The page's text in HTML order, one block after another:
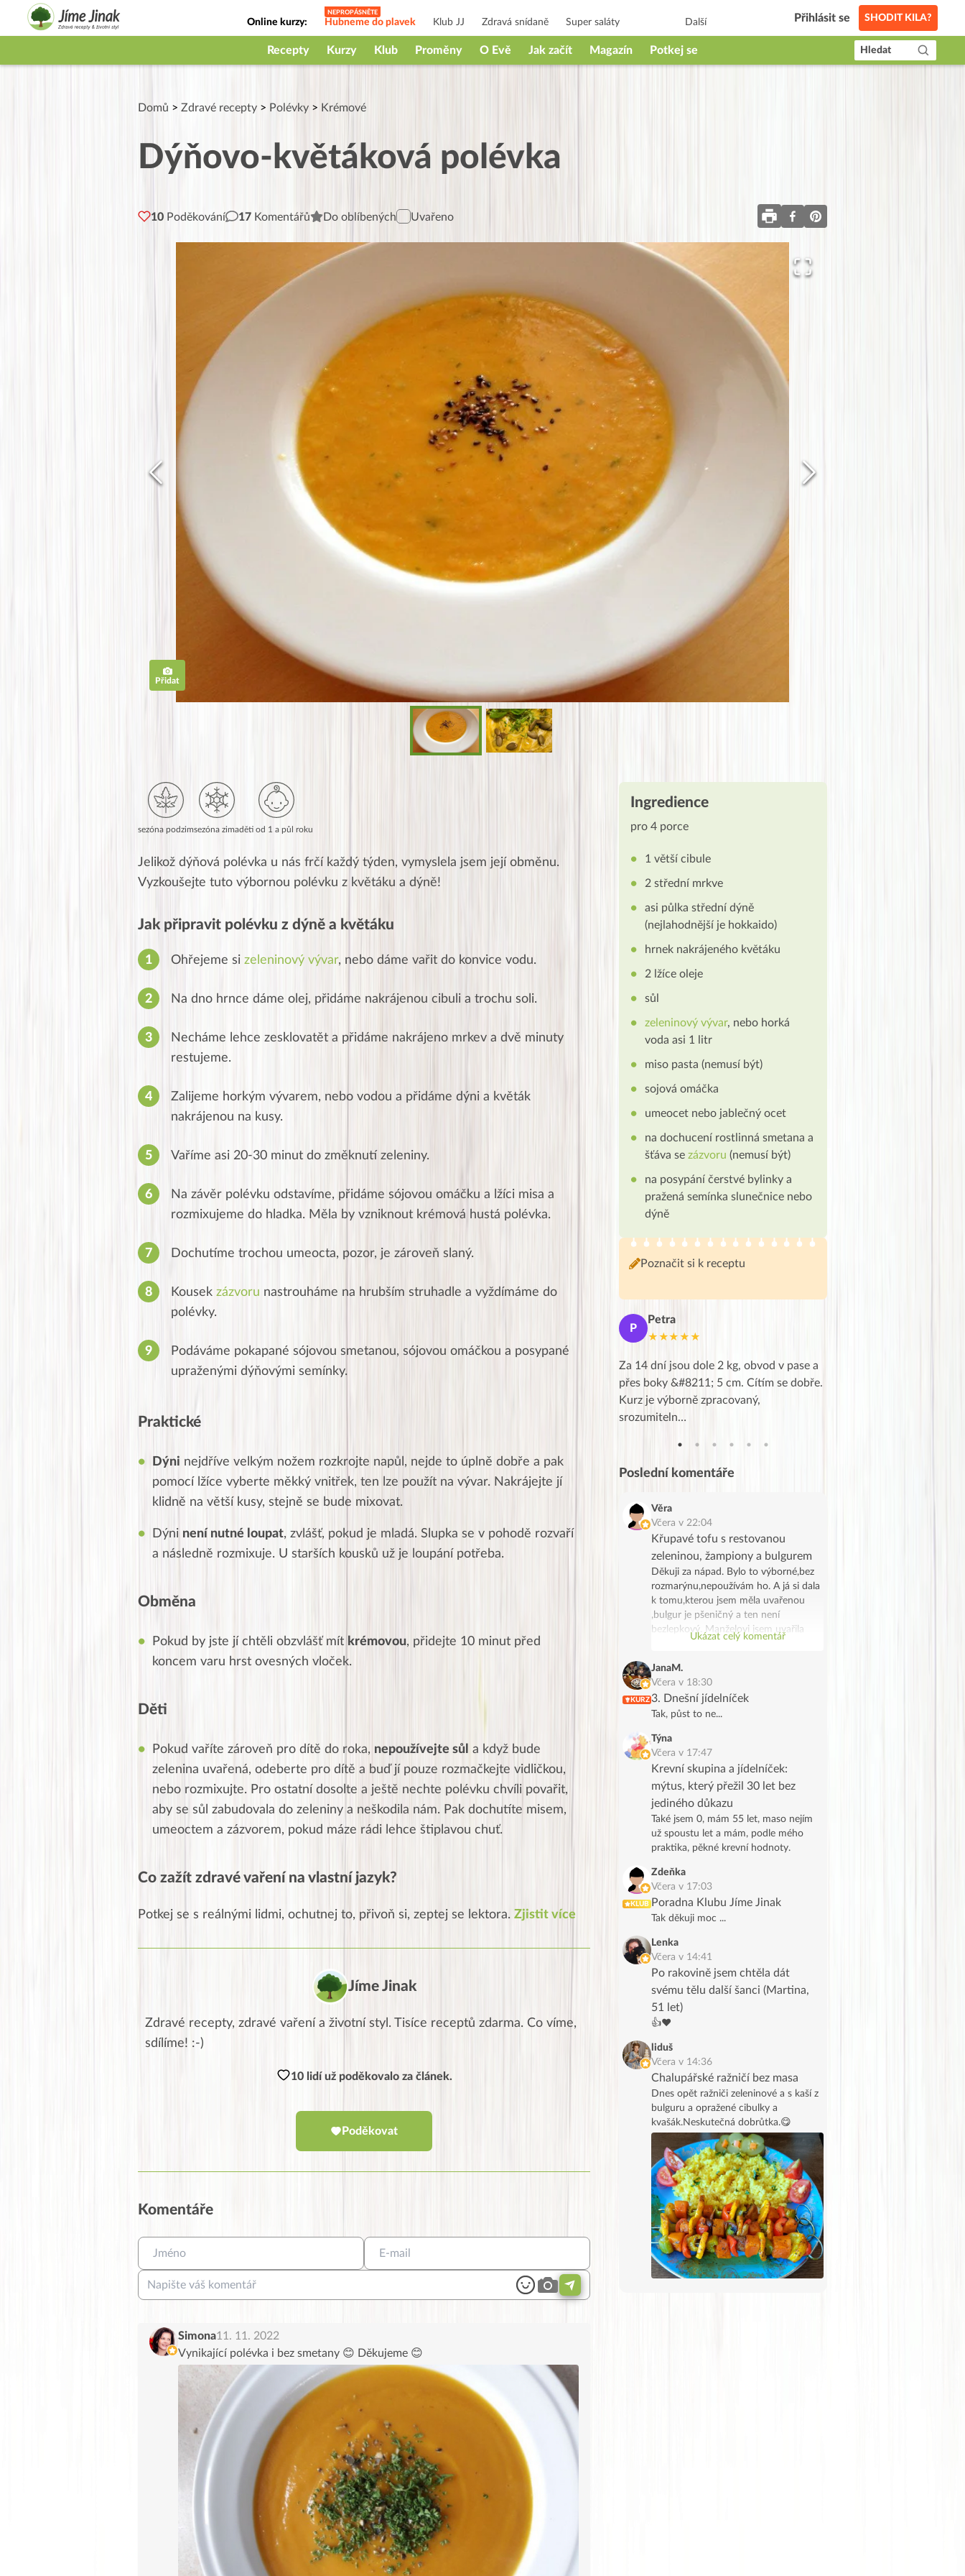
Online kurzy: Hubneme do plavek Klub JJ Zdravá snídaně Super saláty
Jak na babičky
Další Přihlásit se SHODIT KILA?
Recepty Kurzy Klub Proměny O Evě Jak začít Magazín Potkej se Hledat
Domů > Zdravé recepty > Polévky > Krémové
Dýňovo-květáková polévka
10 Poděkování 17 Komentářů Do oblíbených Uvařeno
Přidat
sezóna podzimsezóna zimaděti od 1 a půl roku
Jelikož dýňová polévka u nás frčí každý týden, vymyslela jsem její obměnu.
Vyzkoušejte tuto výbornou polévku z květáku a dýně!
Jak připravit polévku z dýně a květáku
Ohřejeme si zeleninový vývar, nebo dáme vařit do konvice vodu.
Na dno hrnce dáme olej, přidáme nakrájenou cibuli a trochu soli.
Necháme lehce zesklovatět a přidáme nakrájeno mrkev a dvě minuty
restujeme.
Zalijeme horkým vývarem, nebo vodou a přidáme dýni a květák
nakrájenou na kusy.
Vaříme asi 20-30 minut do změknutí zeleniny.
Na závěr polévku odstavíme, přidáme sójovou omáčku a lžíci misa a
rozmixujeme do hladka. Měla by vzniknout krémová hustá polévka.
Dochutíme trochou umeocta, pozor, je zároveň slaný.
Kousek zázvoru nastrouháme na hrubším struhadle a vyždímáme do
polévky.
Podáváme pokapané sójovou smetanou, sójovou omáčkou a posypané
upraženými dýňovými semínky.
Praktické
Dýni nejdříve velkým nožem rozkrojte napůl, nejde to úplně dobře a pak
pomocí lžíce vyberte měkký vnitřek, ten lze použít na vývar. Nakrájejte jí
klidně na větší kusy, stejně se bude mixovat.
Dýni není nutné loupat, zvlášť, pokud je mladá. Slupka se v pohodě rozvaří
a následně rozmixuje. U starších kousků už je loupání potřeba.
Obměna
Pokud by jste jí chtěli obzvlášť mít krémovou, přidejte 10 minut před
koncem varu hrst ovesných vloček.
Děti
Pokud vaříte zároveň pro dítě do roka, nepoužívejte sůl a když bude
zelenina uvařená, odeberte pro dítě a buď jí pouze rozmačkejte vidličkou,
nebo rozmixujte. Pro ostatní dosolte a ještě nechte polévku chvíli povařit,
aby se sůl zabudovala do zeleniny a neškodila nám. Pak dochutíte misem,
umeoctem a zázvorem, pokud máze rádi lehce štiplavou chuť.
Co zažít zdravé vaření na vlastní jazyk?
Potkej se s reálnými lidmi, ochutnej to, přivoň si, zeptej se lektora. Zjistit více
Jíme Jinak
Zdravé recepty, zdravé vaření a životní styl. Tisíce receptů zdarma. Co víme,
sdílíme! :-)
10 lidí už poděkovalo za článek.
Poděkovat
Komentáře
Simona11. 11. 2022
Vynikající polévka i bez smetany 😊 Děkujeme 😊
Ingredience
pro 4 porce
1 větší cibule
2 střední mrkve
asi půlka střední dýně
(nejlahodnější je hokkaido)
hrnek nakrájeného květáku
2 lžíce oleje
sůl
zeleninový vývar, nebo horká
voda asi 1 litr
miso pasta (nemusí být)
sojová omáčka
umeocet nebo jablečný ocet
na dochucení rostlinná smetana a
šťáva se zázvoru (nemusí být)
na posypání čerstvé bylinky a
pražená semínka slunečnice nebo
dýně
Poznačit si k receptu
P
Petra
★★★★★
Za 14 dní jsou dole 2 kg, obvod v pase a
přes boky &#8211; 5 cm. Cítím se dobře.
Kurz je výborně zpracovaný,
srozumiteln…
Poslední komentáře
Věra
Včera v 22:04
Křupavé tofu s restovanou
zeleninou, žampiony a bulgurem
Děkuji za nápad. Bylo to výborné,bez
rozmarýnu,nepoužívám ho. A já si dala
k tomu,kterou jsem měla uvařenou
,bulgur je pšeničný a ten není
bezlepkový. Manželovi jsem uvařila
bramborové noky .Bylo to chutné a
spotřebovat žampiony a tak se stalo.
Děkuji, manžel na tofu říkal že vypadá
jak škvarky,měla jsem marinované a
ochutila jsem ho trochu Tamaris.
Ukázat celý komentář
KURZ
JanaM.
Včera v 18:30
3. Dnešní jídelníček
Tak, půst to ne...
Týna
Včera v 17:47
Krevní skupina a jídelníček:
mýtus, který přežil 30 let bez
jediného důkazu
Také jsem 0, mám 55 let, maso nejím
už spoustu let a mám, podle mého
praktika, pěkné krevní hodnoty.
KLUB
Zdeňka
Včera v 17:03
Poradna Klubu Jíme Jinak
Tak děkuji moc ...
Lenka
Včera v 14:41
Po rakovině jsem chtěla dát
svému tělu další šanci (Martina,
51 let)
👍❤️
liduš
Včera v 14:36
Chalupářské ražničí bez masa
Dnes opět ražniči zeleninové a s kaší z
bulguru a opražené cibulky a
kvašák.Neskutečná dobrůtka.😋